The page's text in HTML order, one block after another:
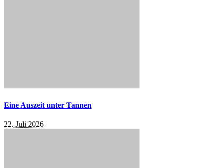
Eine Auszeit unter Tannen
22. Juli 2026